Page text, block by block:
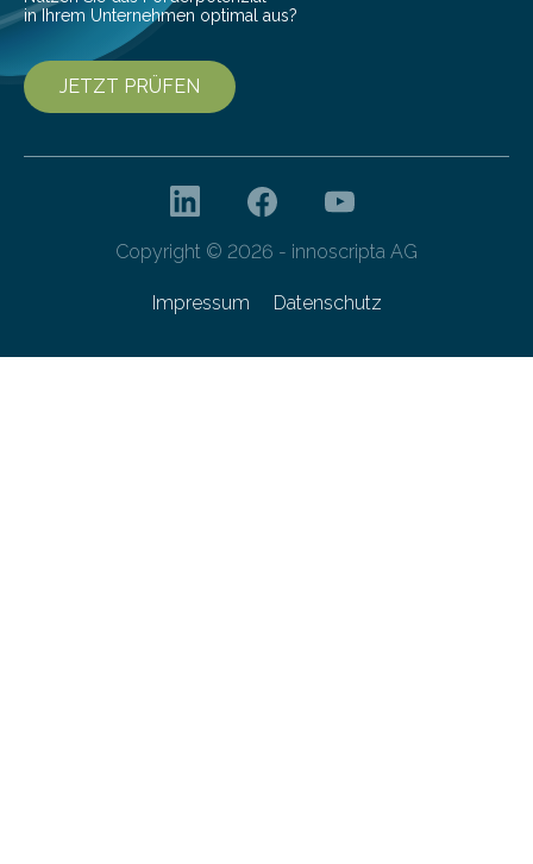
in Ihrem Unternehmen optimal aus?
JETZT PRÜFEN
Copyright © 2026 - innoscripta AG
Impressum Datenschutz